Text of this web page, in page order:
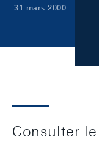
31 mars 2000
Consulter